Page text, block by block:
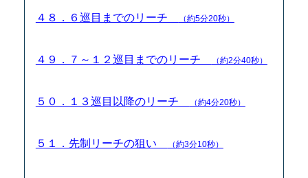
４８．６巡目までのリーチ （約5分20秒）
４９．７～１２巡目までのリーチ （約2分40秒）
５０．１３巡目以降のリーチ （約4分20秒）
５１．先制リーチの狙い （約3分10秒）